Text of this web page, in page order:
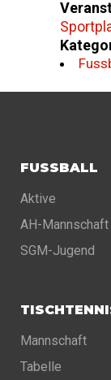
FUSSBALL
Aktive
AH-Mannschaft
SGM-Jugend
Mannschaft
Tabelle